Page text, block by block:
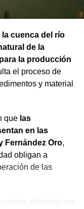
cuenca del río
de la
la producción
el proceso de
y material
que las
en las
Fernández Oro,
obligan a
de las